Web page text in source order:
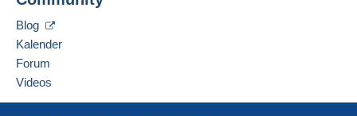
Der Käufer nutzt die von Delcampe auf der Seite
"Meine Käufe: Zu zahlen
Zahlungsmethoden.
Eine Zahlung, die nicht über
integrierte Zahlungssystem erfolgt
Diesen Verkäufer zu meiner schwarzen Liste
hinzufügen
Blog
Kalender
Forum
Videos